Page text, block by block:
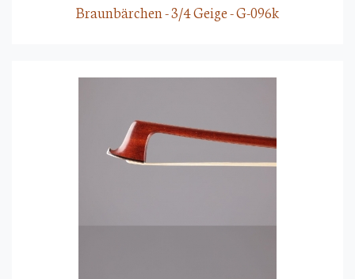
Braunbärchen - 3/4 Geige - G-096k